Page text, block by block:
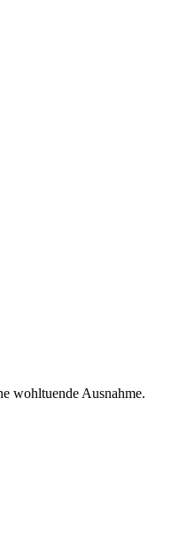
wohltuende Ausnahme.